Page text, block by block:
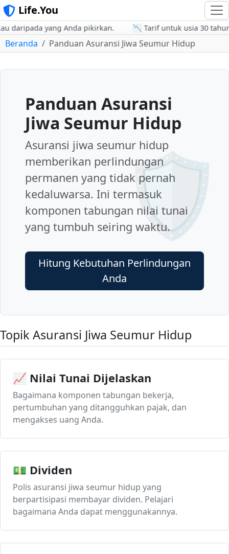
Life.You
yang Anda pikirkan. 📉 Tarif untuk usia 30 tahun
Beranda Panduan Asuransi Jiwa Seumur Hidup
🛡️
Panduan Asuransi
Jiwa Seumur Hidup
Asuransi jiwa seumur hidup
memberikan perlindungan
permanen yang tidak pernah
kedaluwarsa. Ini termasuk
komponen tabungan nilai tunai
yang tumbuh seiring waktu.
Hitung Kebutuhan Perlindungan
Anda
Topik Asuransi Jiwa Seumur Hidup
📈 Nilai Tunai Dijelaskan
Bagaimana komponen tabungan bekerja,
pertumbuhan yang ditangguhkan pajak, dan
mengakses uang Anda.
💵 Dividen
Polis asuransi jiwa seumur hidup yang
berpartisipasi membayar dividen. Pelajari
bagaimana Anda dapat menggunakannya.